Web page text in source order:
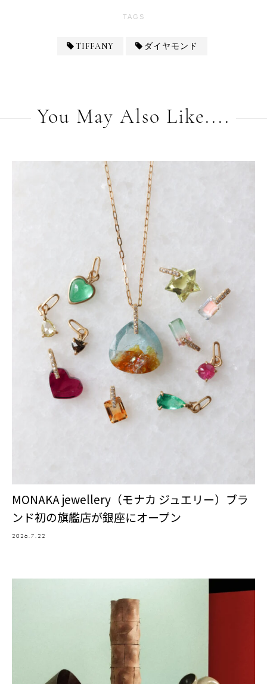
TAGS
TIFFANY ダイヤモンド
You May Also Like....
MONAKA jewellery（モナカ ジュエリー）ブラ
ンド初の旗艦店が銀座にオープン
2026.7.22